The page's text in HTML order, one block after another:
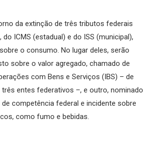
da extinção de três tributos federais
do ICMS (estadual) e do ISS (municipal),
o consumo. No lugar deles, serão
sobre o valor agregado, chamado de
com Bens e Serviços (IBS) – de
entes federativos –, e outro, nominado
competência federal e incidente sobre
como fumo e bebidas.